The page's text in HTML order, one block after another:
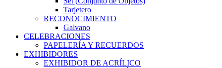
Tarjetero
RECONOCIMIENTO
Galvano
CELEBRACIONES
PAPELERÍA Y RECUERDOS
EXHIBIDORES
EXHIBIDOR DE ACRÍLICO